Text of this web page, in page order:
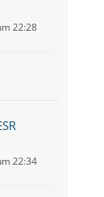
22:28
22:34